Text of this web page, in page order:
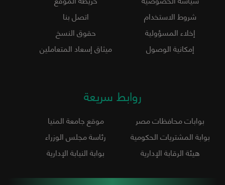
شروط الاستخدام
اتصل بنا
إخلاء المسؤولية
حقوق النسخ
إمكانية الوصول
ميثاق إسعاد المتعاملين
روابط سريعة
بوابات محافظات مصر
موقع جامعة المنيا
بوابة المشتريات الحكومية
رئاسة مجلس الوزراء
هيئة الرقابة الإدارية
بوابة النيابة الإدارية